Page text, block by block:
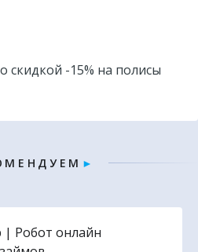
скидкой -15% на полисы
М Е Н Д У Е М ►